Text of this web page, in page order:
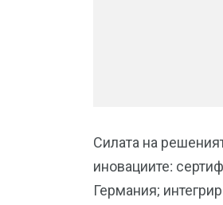
Силата на
иновациите:
Германия;